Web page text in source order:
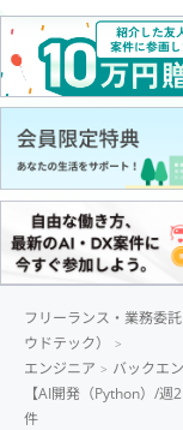
フリーランス・業務委
ウドテック）
エンジニア
バックエ
【AI開発（Python）/
件